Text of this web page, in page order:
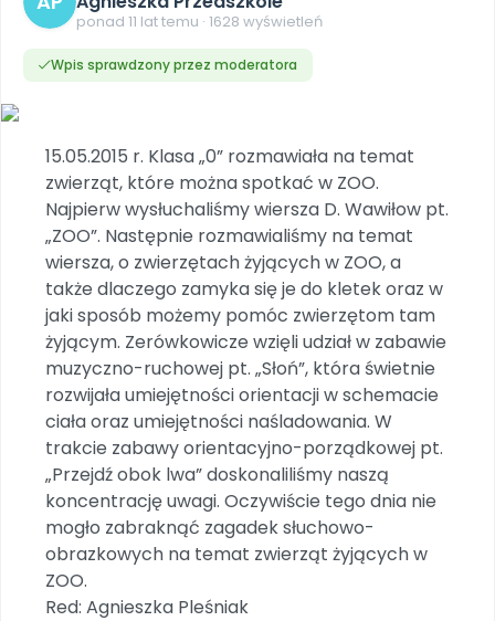
Scenariusze i artykuły
Materiały z miesięcznika
Plany tygodniowe
Praca wychowawcza
Bliżejprzedszkolne zestawy
Zestawy do pobrania
POLECAMY
Wybierz prezent
Przy zamówieniu prenumeraty
Zaplanuj rok przedszkolny
Materiały na nowy rok
Archiwalne numery
Pomoc
Miesięczniki
Aktualne oraz archiwalne numery
Wszystko dla przedszkoli
Zamówienia hurtowe
NA SKRÓTY
Letnia wyprzedaż
Promocje w sklepie
Nowości
Zapowiedzi
Polecamy
Promocje
Szkolenia w Twojej placówce
Konferencje
Spotkania na dużą skalę
Kompleksowe programy szkoleniowe
POLECAMY
Akademia Muzyki i Ruchu
Szkolenia muzyczne
E-wydania miesięcznika
Ebooki
Strona WWW dla przedszkola
Gotowa w mniej niż 10 min • 14 dni bez opłat
Pakiet bliżej MAX
Dookoła Polski
Poznajemy regiony
Literkowo
Nauka liter i głosek
Sprintem do maratonu
Ruch i motywacja
Bliżej Pieska
Pomoc zwierzętom
Książka (dla) Przedszkolaka
Promowanie czytelnictwa
Wygrywaj nagrody
Facebook
Instagram
Zobacz nas na Instagramie
TikTok
Zobacz nas na TikToku
YouTube
Filmy edukacyjne
ponad 11 lat temu · 1628 wyświetleń
Wpis sprawdzony przez moderatora
15.05.2015 r. Klasa „0” rozmawiała na temat
zwierząt, które można spotkać w ZOO.
Najpierw wysłuchaliśmy wiersza D. Wawiłow pt.
„ZOO”. Następnie rozmawialiśmy na temat
wiersza, o zwierzętach żyjących w ZOO, a
także dlaczego zamyka się je do kletek oraz w
jaki sposób możemy pomóc zwierzętom tam
żyjącym. Zerówkowicze wzięli udział w zabawie
muzyczno-ruchowej pt. „Słoń”, która świetnie
rozwijała umiejętności orientacji w schemacie
ciała oraz umiejętności naśladowania. W
trakcie zabawy orientacyjno-porządkowej pt.
„Przejdź obok lwa” doskonaliliśmy naszą
koncentrację uwagi. Oczywiście tego dnia nie
mogło zabraknąć zagadek słuchowo-
obrazkowych na temat zwierząt żyjących w
ZOO.
Red: Agnieszka Pleśniak